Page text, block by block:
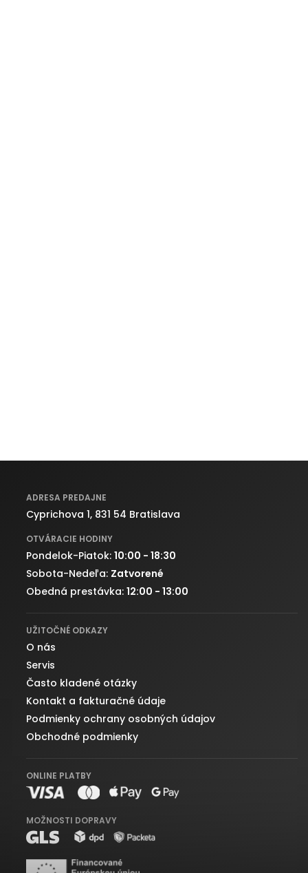
ADRESA PREDAJNE
Cyprichova 1, 831 54 Bratislava
OTVÁRACIE HODINY
Pondelok-Piatok: 10:00 - 18:30
Sobota-Nedeľa: Zatvorené
Obedná prestávka: 12:00 - 13:00
UŽITOČNÉ ODKAZY
O nás
Servis
Často kladené otázky
Kontakt a fakturačné údaje
Podmienky ochrany osobných údajov
Obchodné podmienky
ONLINE PLATBY
MOŽNOSTI DOPRAVY